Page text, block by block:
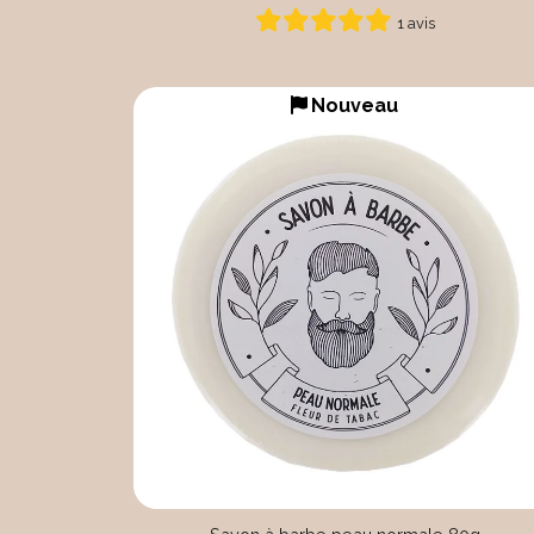
1 avis
Nouveau